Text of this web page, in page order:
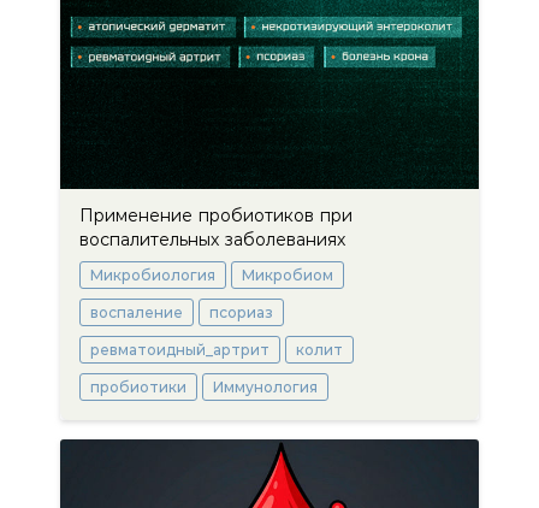
Применение пробиотиков при
воспалительных заболеваниях
Микробиология Микробиом
воспаление псориаз
ревматоидный_артрит колит
пробиотики Иммунология